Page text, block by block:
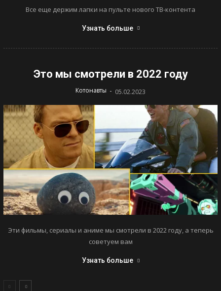
Все еще держим лапки на пульте нового ТВ-контента
Узнать больше
Это мы смотрели в 2022 году
Котонавты - 05.02.2023
Эти фильмы, сериалы и аниме мы смотрели в 2022 году, а теперь
советуем вам
Узнать больше